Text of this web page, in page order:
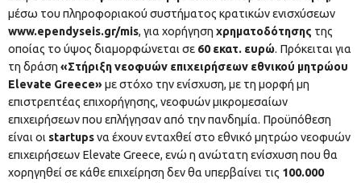
μέσω του πληροφοριακού συστήματος κρατικών ενισχύσεων
www.ependyseis.gr/mis, για χορήγηση χρηματοδότησης της
οποίας το ύψος διαμορφώνεται σε 60 εκατ. ευρώ. Πρόκειται για
τη δράση «Στήριξη νεοφυών επιχειρήσεων εθνικού μητρώου
Elevate Greece»με στόχο την ενίσχυση, με τη μορφή μη
επιστρεπτέας επιχορήγησης, νεοφυών μικρομεσαίων
επιχειρήσεων που επλήγησαν από την πανδημία. Προϋπόθεση
είναι οι startupsνα έχουν ενταχθεί στο εθνικό μητρώο νεοφυών
επιχειρήσεων Elevate Greece, ενώ η ανώτατη ενίσχυση που θα
χορηγηθεί σε κάθε επιχείρηση δεν θα υπερβαίνει τις 100.000